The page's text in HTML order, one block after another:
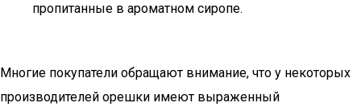
пропитанные в ароматном сиропе.
Многие покупатели обращают внимание, что у некоторых
производителей орешки имеют выраженный